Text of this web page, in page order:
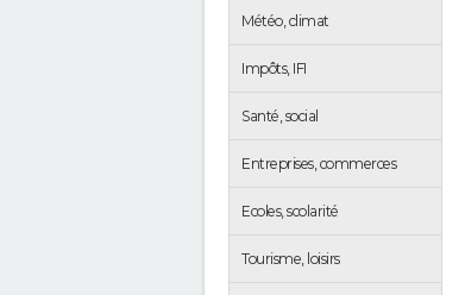
Météo, climat
Impôts, IFI
Santé, social
Entreprises, commerces
Ecoles, scolarité
Tourisme, loisirs